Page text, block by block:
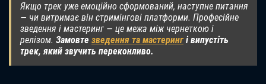
Якщо трек уже емоційно сформований, наступне питання
— чи витримає він стримінгові платформи. Професійне
зведення і мастеринг — це межа між чернеткою і
релізом. Замовте зведення та мастерингі випустіть
трек, який звучить переконливо.